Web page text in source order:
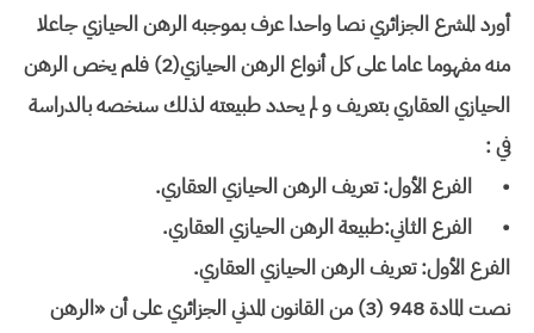
أورد المشرع الجزائري نصا واحدا عرف بموجبه الرهن الحيازي جاعلا
منه مفهوما عاما على كل أنواع الرهن الحيازي(2) فلم يخص الرهن
الحيازي العقاري بتعريف و لم يحدد طبيعته لذلك سنخصه بالدراسة
في :
•
الفرع الأول: تعريف الرهن الحيازي العقاري.
•
الفرع الثاني:طبيعة الرهن الحيازي العقاري.
الفرع الأول: تعريف الرهن الحيازي العقاري.
نصت المادة 948 (3) من القانون المدني الجزائري على أن «الرهن